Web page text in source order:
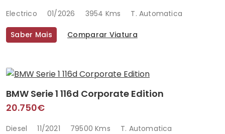
Electrico 01/2026 3954 Kms T. Automatica
Saber Mais Comparar Viatura
BMW Serie 1 116d Corporate Edition
20.750€
Diesel 11/2021 79500 Kms T. Automatica